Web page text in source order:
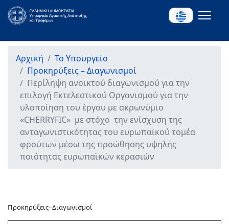
Αρχική
Το Υπουργείο
Προκηρύξεις – Διαγωνισμοί
Περίληψη ανοικτού διαγωνισμού για την
επιλογή Εκτελεστικού Οργανισμού για την
υλοποίηση του έργου με ακρωνύμιο
«CHERRYFIC» με στόχο την ενίσχυση της
ανταγωνιστικότητας του ευρωπαϊκού τομέα
φρούτων μέσω της προώθησης υψηλής
ποιότητας ευρωπαϊκών κερασιών
Προκηρύξεις–Διαγωνισμοί